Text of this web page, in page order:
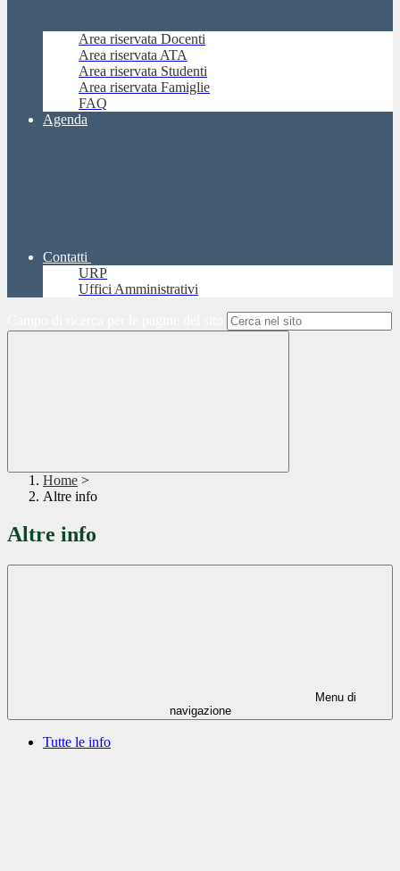
Area riservata Docenti
Area riservata ATA
Area riservata Studenti
Area riservata Famiglie
FAQ
Agenda
Contatti
URP
Uffici Amministrativi
Home >
Altre info
Altre info
Menu di
navigazione
Tutte le info